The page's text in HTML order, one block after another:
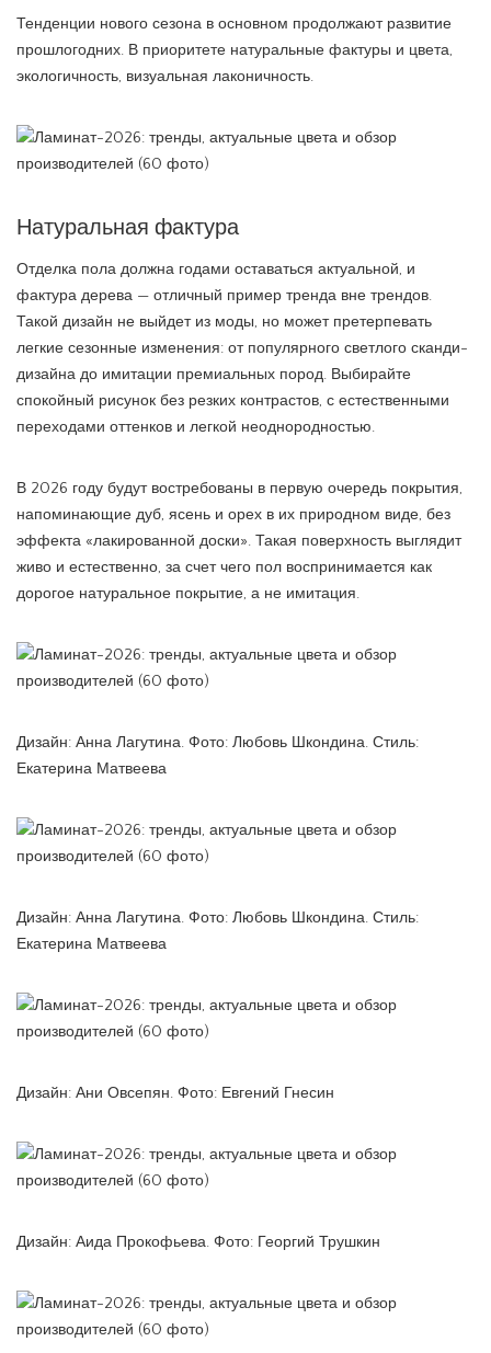
Тенденции нового сезона в основном продолжают развитие
прошлогодних. В приоритете натуральные фактуры и цвета,
экологичность, визуальная лаконичность.
Натуральная фактура
Отделка пола должна годами оставаться актуальной, и
фактура дерева — отличный пример тренда вне трендов.
Такой дизайн не выйдет из моды, но может претерпевать
легкие сезонные изменения: от популярного светлого сканди-
дизайна до имитации премиальных пород. Выбирайте
спокойный рисунок без резких контрастов, с естественными
переходами оттенков и легкой неоднородностью.
В 2026 году будут востребованы в первую очередь покрытия,
напоминающие дуб, ясень и орех в их природном виде, без
эффекта «лакированной доски». Такая поверхность выглядит
живо и естественно, за счет чего пол воспринимается как
дорогое натуральное покрытие, а не имитация.
Дизайн: Анна Лагутина. Фото: Любовь Шкондина. Стиль:
Екатерина Матвеева
Дизайн: Анна Лагутина. Фото: Любовь Шкондина. Стиль:
Екатерина Матвеева
Дизайн: Ани Овсепян. Фото: Евгений Гнесин
Дизайн: Аида Прокофьева. Фото: Георгий Трушкин